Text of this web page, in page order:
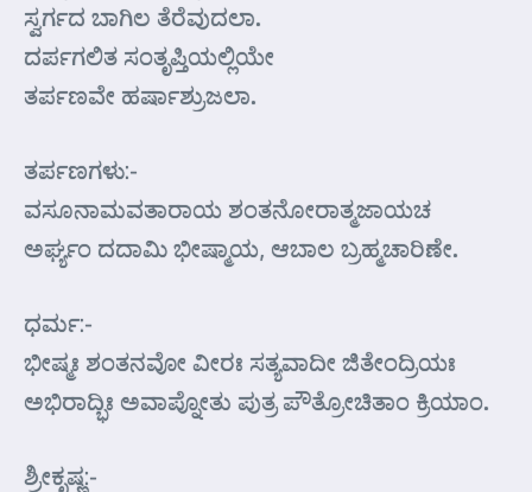
ಸ್ವರ್ಗದ ಬಾಗಿಲ ತೆರೆವುದಲಾ.
ದರ್ಪಗಲಿತ ಸಂತೃಪ್ತಿಯಲ್ಲಿಯೇ
ತರ್ಪಣವೇ ಹರ್ಷಾಶ್ರುಜಲಾ.
ತರ್ಪಣಗಳು:-
ವಸೂನಾಮವತಾರಾಯ ಶಂತನೋರಾತ್ಮಜಾಯಚ
ಅರ್ಘ್ಯಂ ದದಾಮಿ ಭೀಷ್ಮಾಯ, ಆಬಾಲ ಬ್ರಹ್ಮಚಾರಿಣೇ.
ಧರ್ಮ:-
ಭೀಷ್ಮಃ ಶಂತನವೋ ವೀರಃ ಸತ್ಯವಾದೀ ಜಿತೇಂದ್ರಿಯಃ
ಅಭಿರಾದ್ಭಿಃ ಅವಾಪ್ನೋತು ಪುತ್ರ ಪೌತ್ರೋಚಿತಾಂ ಕ್ರಿಯಾಂ.
ಶ್ರೀಕೃಷ್ಣ:-